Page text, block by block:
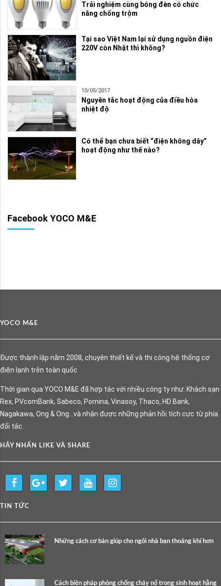
Trải nghiệm cùng bóng đèn có chức
năng chống trộm
Tại sao Việt Nam lại sử dụng nguồn điện
220V còn Nhật thì không?
10/05/2017
Nguyên tắc hoạt động của điều hòa
nhiệt độ
Có thể bạn chưa biết “điện không dây”
hoạt động như thế nào?
Facebook YOCO M&E
YOCO M&E
Được thành lập năm 2008, chuyên thiết kế và thi công hệ thống cơ
điện lạnh trên toàn quốc
Thời gian qua YOCO M&E đã hợp tác với nhiều công ty như: Khách sạn
Rex, PVcomBank, Sabeco, Pomina, Vinasoy, Thaco, HD Bank,
Nagakawa, Ong & Ong…và nhận được những phản hồi tích cực từ phía
đối tác.
HÃY NHẤN LIKE VÀ SHARE
TIN TỨC
Những cách cơ bản giúp cho ngôi nhà bạn thoáng khí hơn
Cách biện pháp phòng chống cháy nổ trong sinh hoạt hằng